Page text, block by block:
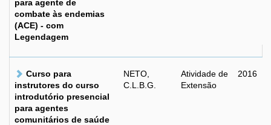
para agente de
combate às endemias
(ACE) - com
Legendagem
Curso para
instrutores do curso
introdutório presencial
para agentes
comunitários de saúde
NETO,
C.L.B.G.
Atividade de
Extensão
2016